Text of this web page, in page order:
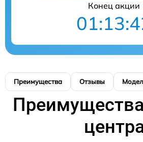
Конец акции
Преимущества Отзывы